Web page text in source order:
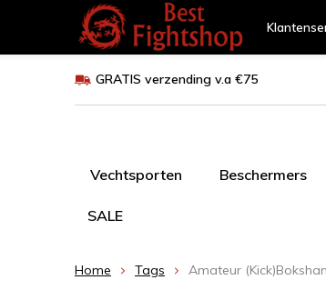
GRATIS verzending v.a €75
Vechtsporten Beschermers
SALE
Home Tags Amateur